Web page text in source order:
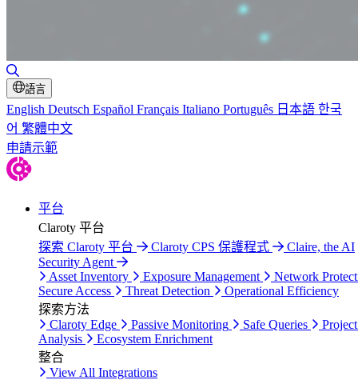
語言
English Deutsch Español Français Italiano Português 日本語 한국
어 繁體中文
申請示範
平台
Claroty 平台
探索 Claroty 平台
Claroty CPS 保護程式
Claire, the AI
Security Agent
Asset Inventory
Exposure Management
Network
Secure Access
Threat Detection
Operational Efficiency
探索方法
Claroty Edge
Passive Monitoring Safe Queries
Analysis
Ecosystem Enrichment
整合
View All Integrations